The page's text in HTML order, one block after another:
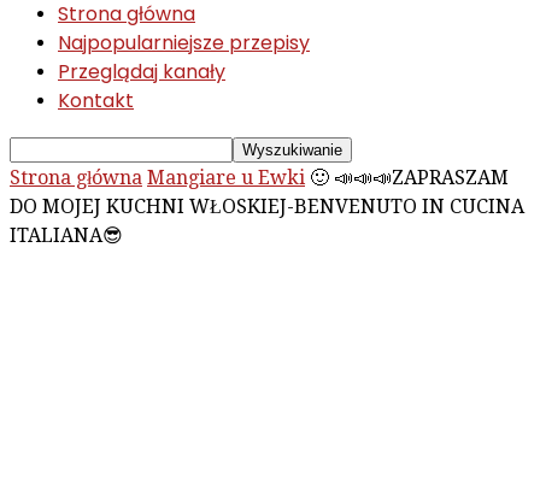
Strona główna
Najpopularniejsze przepisy
Przeglądaj kanały
Kontakt
Strona główna Mangiare u Ewki 🙂 📣📣📣ZAPRASZAM
DO MOJEJ KUCHNI WŁOSKIEJ-BENVENUTO IN CUCINA
ITALIANA😎